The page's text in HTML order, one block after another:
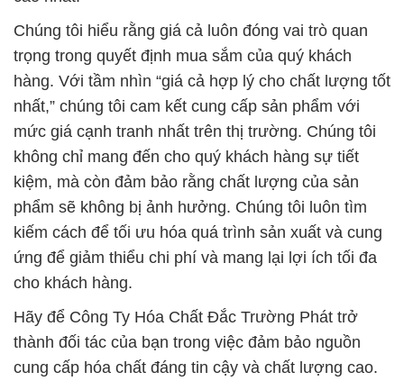
Chúng tôi hiểu rằng giá cả luôn đóng vai trò quan
trọng trong quyết định mua sắm của quý khách
hàng. Với tầm nhìn “giá cả hợp lý cho chất lượng tốt
nhất,” chúng tôi cam kết cung cấp sản phẩm với
mức giá cạnh tranh nhất trên thị trường. Chúng tôi
không chỉ mang đến cho quý khách hàng sự tiết
kiệm, mà còn đảm bảo rằng chất lượng của sản
phẩm sẽ không bị ảnh hưởng. Chúng tôi luôn tìm
kiếm cách để tối ưu hóa quá trình sản xuất và cung
ứng để giảm thiểu chi phí và mang lại lợi ích tối đa
cho khách hàng.
Hãy để Công Ty Hóa Chất Đắc Trường Phát trở
thành đối tác của bạn trong việc đảm bảo nguồn
cung cấp hóa chất đáng tin cậy và chất lượng cao.